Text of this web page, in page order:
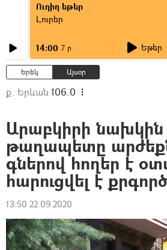
Ուղիղ եթեր
Լուրեր
14:00 7 ր Եթեր
Երեկ Այսօր
ք. Երևան 106.0
Արաբկիրի նախկին
թաղապետը
գներով հողեր է
հարուցվել է քրգործ
13:50 22.09.2020